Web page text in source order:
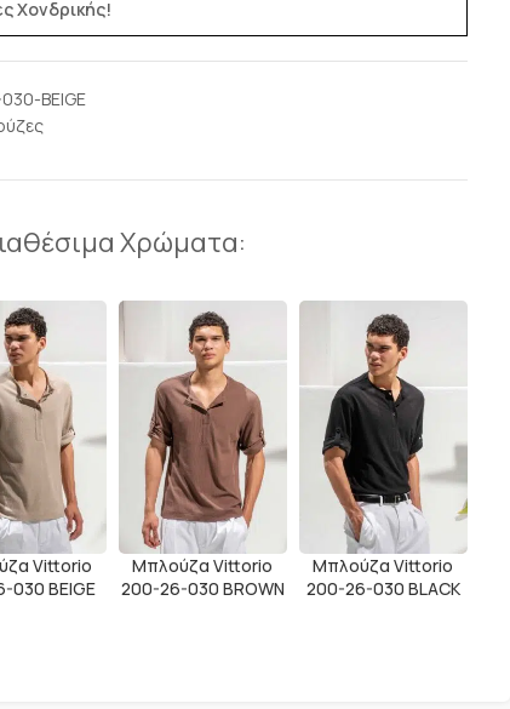
Χονδρικής!
BEIGE
Χρώματα:
Vittorio
030 BEIGE
Μπλούζα Vittorio
200-26-030 BROWN
Μπλούζα Vittorio
200-26-030 BLACK